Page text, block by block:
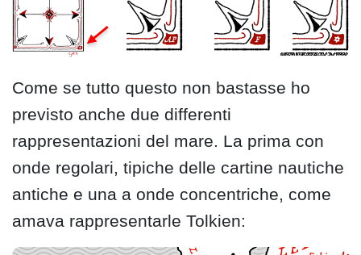
Come se tutto questo non bastasse ho
previsto anche due differenti
rappresentazioni del mare. La prima con
onde regolari, tipiche delle cartine nautiche
antiche e una a onde concentriche, come
amava rappresentarle Tolkien: